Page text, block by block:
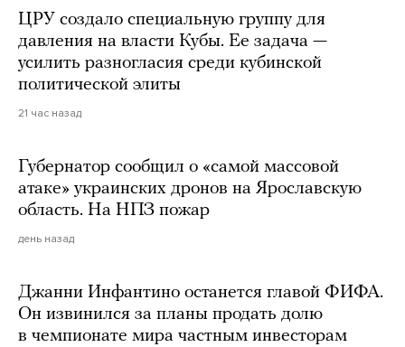
ЦРУ создало специальную группу для
давления на власти Кубы. Ее задача —
усилить разногласия среди кубинской
политической элиты
21 час назад
Губернатор сообщил о «самой массовой
атаке» украинских дронов на Ярославскую
область. На НПЗ пожар
день назад
Джанни Инфантино останется главой ФИФА.
Он извинился за планы продать долю
в чемпионате мира частным инвесторам